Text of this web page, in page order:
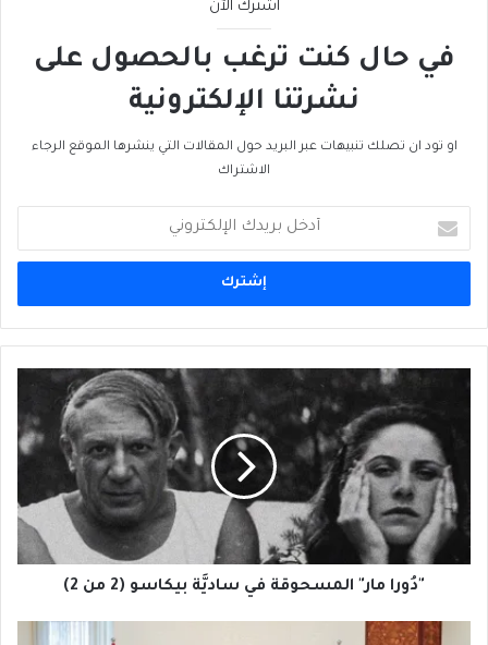
اشترك الآن
في حال كنت ترغب بالحصول على
نشرتنا الإلكترونية
او تود ان تصلك تنبيهات عبر البريد حول المقالات التي ينشرها الموقع الرجاء
الاشتراك
بريدك
الإلكتروني
المسحوقة
ساديَّة
بيكاسو
من
"دُورا مار" المسحوقة في ساديَّة بيكاسو (2 من 2)
المقاتلون